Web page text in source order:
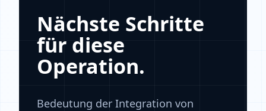
Nächste Schritte
für diese
Operation.
Bedeutung der Integration von